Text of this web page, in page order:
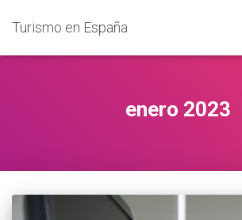
Turismo en España
enero 2023